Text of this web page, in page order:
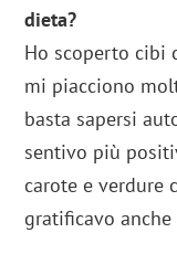
dieta?
Ho scoperto cibi
mi piacciono
basta sapersi
sentivo più
carote e verdure
gratificavo